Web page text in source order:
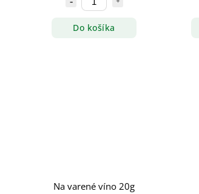
Do košíka
Na varené víno 20g